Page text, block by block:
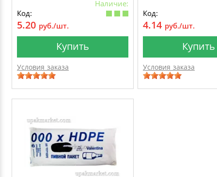
Наличие:
Код:
5.20 руб./шт.
Купить
Условия заказа
Код:
4.14 руб./шт.
Купить
Условия заказа